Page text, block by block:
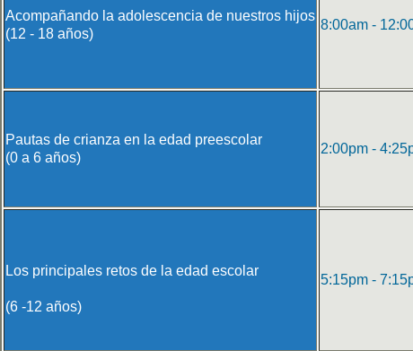
Acompañando la adolescencia de nuestros hijos
(12 - 18 años)
8:00am -
Pautas de crianza en la edad preescolar
(0 a 6 años)
2:00pm -
Los principales retos de la edad escolar
(6 -12 años)
5:15pm -